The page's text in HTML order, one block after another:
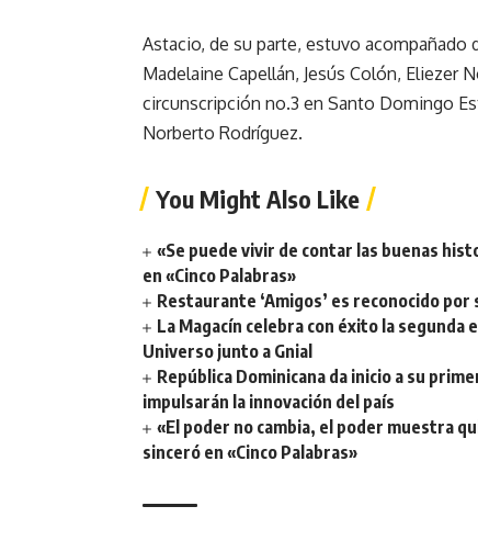
Astacio, de su parte, estuvo acompañado
Madelaine Capellán, Jesús Colón, Eliezer
circunscripción no.3 en Santo Domingo
Norberto Rodríguez.
You Might Also Like
«Se puede vivir de contar las buenas
en «Cinco Palabras»
Restaurante ‘Amigos’ es reconocido
La Magacín celebra con éxito la segunda
Universo junto a Gnial
República Dominicana da inicio a su
impulsarán la innovación del país
«El poder no cambia, el poder muestra
sinceró en «Cinco Palabras»